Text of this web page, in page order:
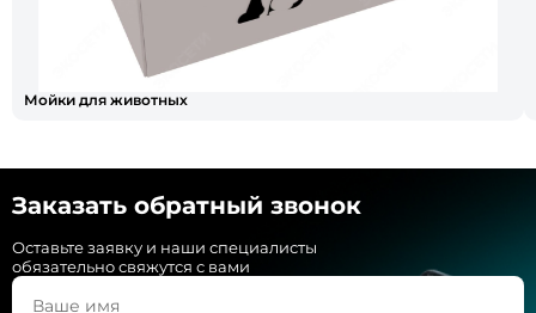
Мойки для животных
Заказать обратный звонок
Оставьте заявку и наши специалисты
обязательно свяжутся с вами